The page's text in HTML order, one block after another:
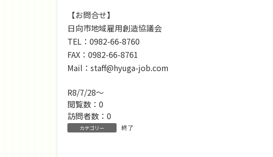
【お問合せ】
日向市地域雇用創造協議会
TEL：0982-66-8760
FAX：0982-66-8761
Mail：staff@hyuga-job.com
R8/7/28～
閲覧数：0
訪問者数：0
カテゴリー 終了